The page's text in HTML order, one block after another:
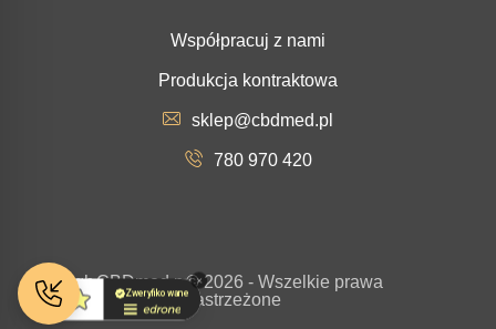
Współpracuj z nami
Produkcja kontraktowa
sklep@cbdmed.pl
780 970 420
CopyrighCBDmed.p© 2026 - Wszelkie prawa
zastrzeżone